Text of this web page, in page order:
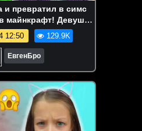
и превратил в симс
майнкрафт! Девушка
minecraft
12:50 129.9K
ЕвгенБро